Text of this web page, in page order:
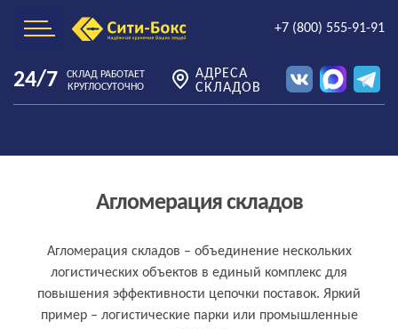
+7 (800) 555-91-91
24/7
СКЛАД РАБОТАЕТ
КРУГЛОСУТОЧНО
АДРЕСА
СКЛАДОВ
Агломерация складов
Агломерация складов – объединение нескольких
логистических объектов в единый комплекс для
повышения эффективности цепочки поставок. Яркий
пример – логистические парки или промышленные